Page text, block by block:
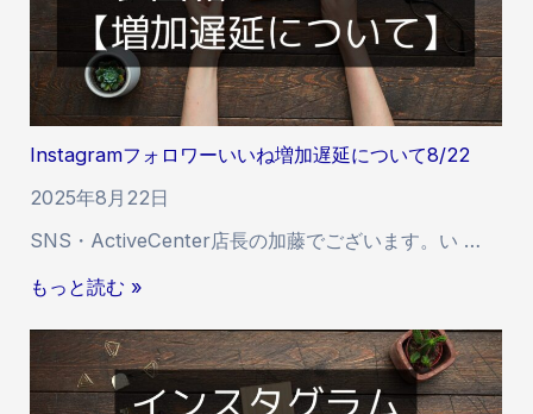
タ
多
国
籍
フ
ォ
ワ
の
減
に
Instagramフォロワーいいね増加遅延について8/22
2025年8月22日
SNS・ActiveCenter店長の加藤でございます。い …
I
a
もっと読む »